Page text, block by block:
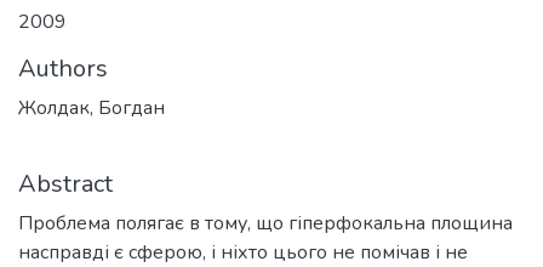
2009
Authors
Жолдак, Богдан
Abstract
Проблема полягає в тому, що гіперфокальна площина
насправді є сферою, і ніхто цього не помічав і не